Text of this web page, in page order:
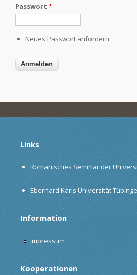
Passwort *
Neues Passwort anfordern
Links
Romanisches Seminar der
Eberhard Karls Universität
Information
Impressum
Kooperationen